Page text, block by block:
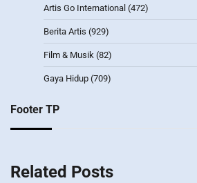
Artis Go International (472)
Berita Artis (929)
Film & Musik (82)
Gaya Hidup (709)
Footer TP
Related Posts